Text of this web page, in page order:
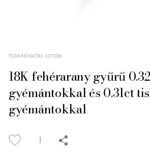
TERMÉKKÓD:107138
18K fehérarany gyűrű
gyémántokkal és 0.31ct
gyémántokkal